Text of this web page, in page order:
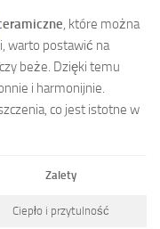
, które można
warto postawić na
beże. Dzięki temu
i harmonijnie.
co jest istotne w
Zalety
Ciepło i przytulność